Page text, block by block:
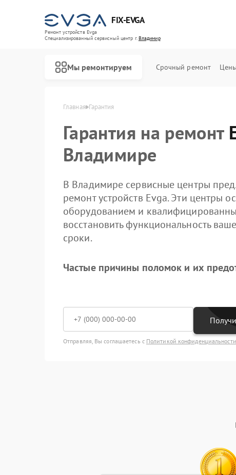
FIX-EVGA
Ремонт устройств Evga
Специализированный cервисный центр г.Владимир
Мы ремонтируем Срочный ремонт
Главная Гарантия
Гарантия на ремонт
Владимире
В Владимире сервисные центры
ремонт устройств Evga. Эти центры
оборудованием и
восстановить функциональность
сроки.
Частые причины поломок и их
Отправляя, Вы соглашаетесь с Политикой конфиденциальности